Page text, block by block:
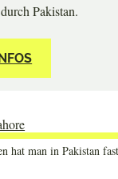
Pakistan.
hat man in Pakistan